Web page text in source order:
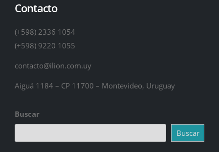
Contacto
(+598) 2336 1054
(+598) 9220 1055
contacto@ilion.com.uy
Aiguá 1184 – CP 11700 – Montevideo, Uruguay
Buscar
Buscar